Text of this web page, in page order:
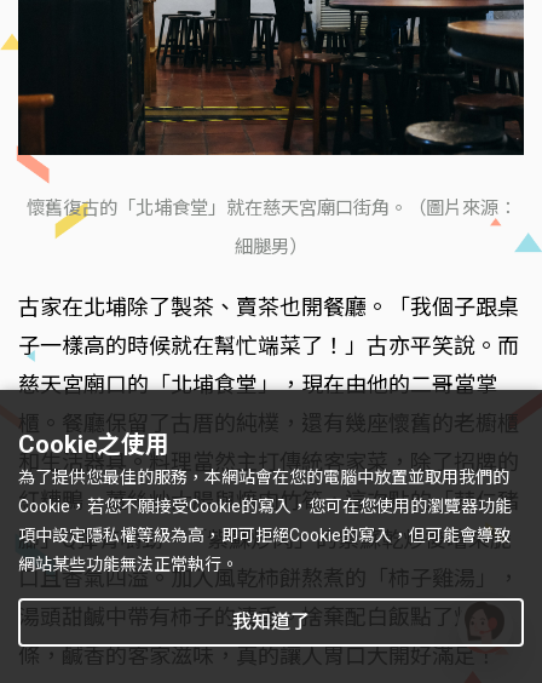
懷舊復古的「北埔食堂」就在慈天宮廟口街角。（圖片來源：
細腿男）
古家在北埔除了製茶、賣茶也開餐廳。「我個子跟桌
子一樣高的時候就在幫忙端菜了！」古亦平笑說。而
慈天宮廟口的「北埔食堂」，現在由他的二哥當掌
櫃。餐廳保留了古厝的純樸，還有幾座懷舊的老櫥櫃
和生活器具。料理當然主打傳統客家菜，除了招牌的
紅糟鴨、薑絲炒大腸與爌肉竹筍，這次點的「蒜仁豬
腳」Q彈有嚼勁，「紫蘇炒肉」的紫蘇乾炒後嚐來脆
口且香氣四溢。加入風乾柿餅熬煮的「柿子雞湯」，
湯頭甜鹹中帶有柿子的清香。捨棄配白飯點了炒粄
條，鹹香的客家滋味，真的讓人胃口大開好滿足！
Cookie之使用
為了提供您最佳的服務，本網站會在您的電腦中放置並取用我們的
Cookie，若您不願接受Cookie的寫入，您可在您使用的瀏覽器功能
項中設定隱私權等級為高，即可拒絕Cookie的寫入，但可能會導致
網站某些功能無法正常執行。
我知道了